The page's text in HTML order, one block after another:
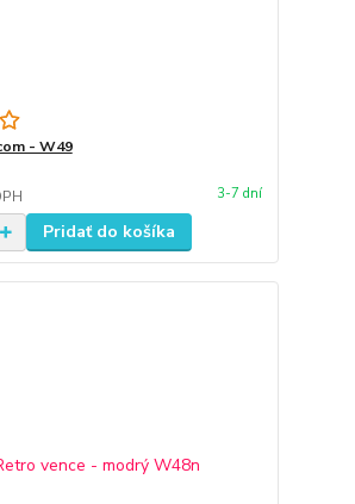
- W49
3-7 dní
Pridať do košíka